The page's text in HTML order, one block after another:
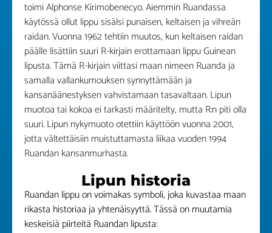
toimi Alphonse Kirimobenecyo. Aiemmin Ruandassa
käytössä ollut lippu sisälsi punaisen, keltaisen ja vihreän
raidan. Vuonna 1962 tehtiin muutos, kun keltaisen raidan
päälle lisättiin suuri R-kirjain erottamaan lippu Guinean
lipusta. Tämä R-kirjain viittasi maan nimeen Ruanda ja
samalla vallankumouksen synnyttämään ja
kansanäänestyksen vahvistamaan tasavaltaan. Lipun
muotoa tai kokoa ei tarkasti määritelty, mutta R:n piti olla
suuri. Lipun nykymuoto otettiin käyttöön vuonna 2001,
jotta vältettäisiin muistuttamasta liikaa vuoden 1994
Ruandan kansanmurhasta.
Lipun historia
Ruandan lippu on voimakas symboli, joka kuvastaa maan
rikasta historiaa ja yhtenäisyyttä. Tässä on muutamia
keskeisiä piirteitä Ruandan lipusta: